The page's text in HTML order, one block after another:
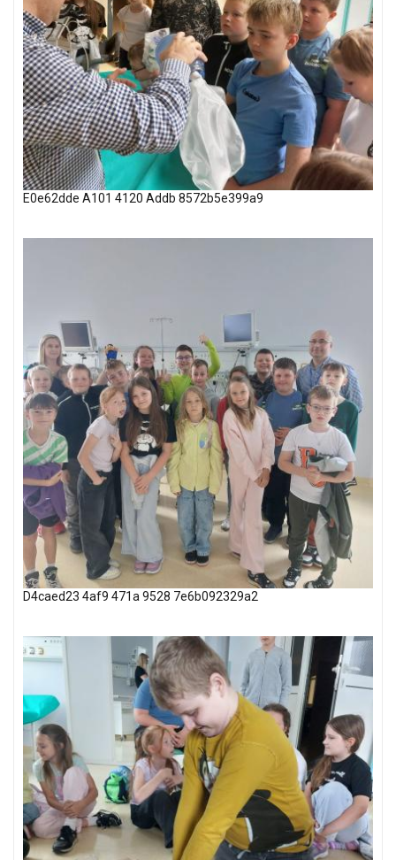
E0e62dde A101 4120 Addb 8572b5e399a9
D4caed23 4af9 471a 9528 7e6b092329a2